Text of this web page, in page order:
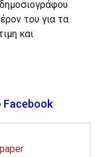
του για τα
και
Facebook